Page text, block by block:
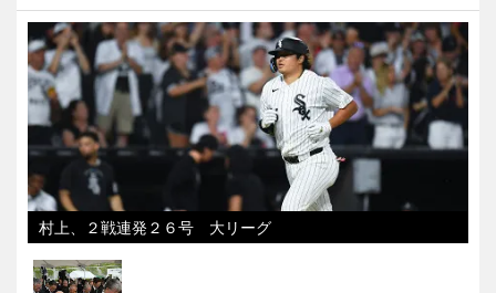
村上、２戦連発２６号 大リーグ